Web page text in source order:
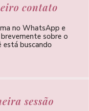
contato
no WhatsApp e
sobre o
está buscando
sessão